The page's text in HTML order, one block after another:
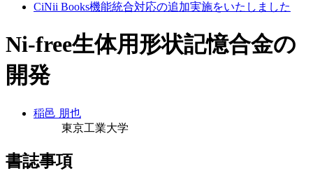
CiNii Books機能統合対応の追加実施をいたしました
Ni-free生体用形状記憶合金の
開発
稲邑 朋也
東京工業大学
書誌事項